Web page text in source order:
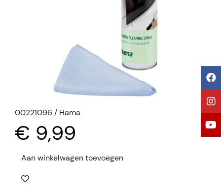
00221096 / Hama
€ 9,99
Aan winkelwagen toevoegen